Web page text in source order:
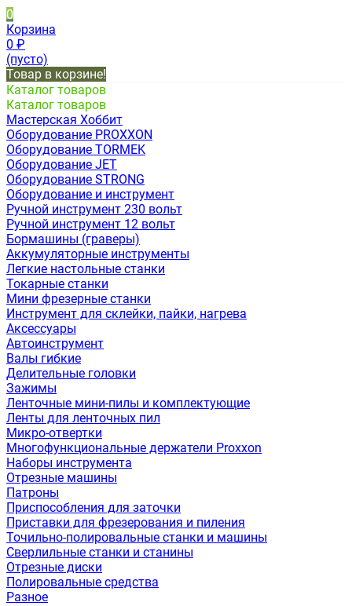
0
Корзина
0 ₽
(пусто)
Товар в корзине!
Каталог товаров
Каталог товаров
Мастерская Хоббит
Оборудование PROXXON
Оборудование TORMEK
Оборудование JET
Оборудование STRONG
Оборудование и инструмент
Ручной инструмент 230 вольт
Ручной инструмент 12 вольт
Бормашины (граверы)
Аккумуляторные инструменты
Легкие настольные станки
Токарные станки
Мини фрезерные станки
Инструмент для склейки, пайки, нагрева
Аксессуары
Автоинструмент
Валы гибкие
Делительные головки
Зажимы
Ленточные мини-пилы и комплектующие
Ленты для ленточных пил
Микро-отвертки
Многофункциональные держатели Proxxon
Наборы инструмента
Отрезные машины
Патроны
Приспособления для заточки
Приставки для фрезерования и пиления
Точильно-полировальные станки и машины
Сверлильные станки и станины
Отрезные диски
Полировальные средства
Разное